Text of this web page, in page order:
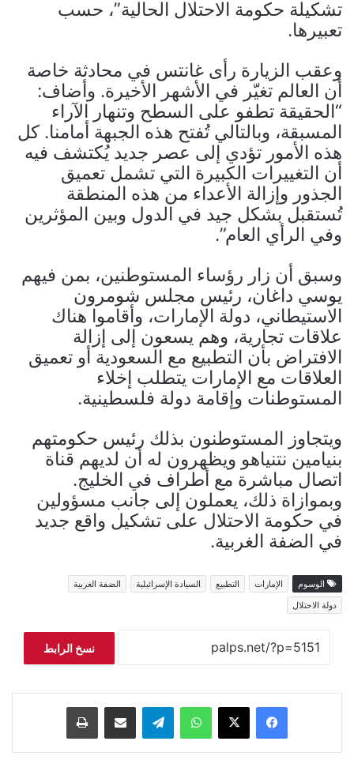
تشكيلة حكومة الاحتلال الحالية”، حسب
تعبيرها.
وعقب الزيارة رأى غانتس في محادثة خاصة
أن العالم تغيّر في الأشهر الأخيرة. وأضاف:
“الحقيقة تطفو على السطح وتنهار الآراء
المسبقة، وبالتالي تُفتح هذه الجبهة أمامنا. كل
هذه الأمور تؤدي إلى عصر جديد يُكتشف فيه
أن التغييرات الكبيرة التي تشمل تعميق
الجذور وإزالة الأعداء من هذه المنطقة
تُستقبل بشكل جيد في الدول وبين المؤثرين
وفي الرأي العام”.
وسبق أن زار رؤساء المستوطنين، بمن فيهم
يوسي داغان، رئيس مجلس شومرون
الاستيطاني، دولة الإمارات، وأقاموا هناك
علاقات تجارية، وهم يسعون إلى إزالة
الافتراض بأن التطبيع مع السعودية أو تعميق
العلاقات مع الإمارات يتطلب إخلاء
المستوطنات وإقامة دولة فلسطينية.
ويتجاوز المستوطنون بذلك رئيس حكومتهم
بنيامين نتنياهو ويظهرون له أن لديهم قناة
اتصال مباشرة مع أطراف في الخليج.
وبموازاة ذلك، يعملون إلى جانب مسؤولين
في حكومة الاحتلال على تشكيل واقع جديد
في الضفة الغربية.
الوسوم الإمارات التطبيع السيادة الإسرائيلية
الضفة الغربية
دولة الاحتلال
نسخ الرابط
فيسبوك ‫X واتساب تيلقرام مشاركة عبر البريد طباعة